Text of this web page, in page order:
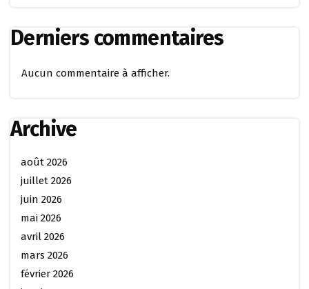
Derniers commentaires
Aucun commentaire à afficher.
Archive
août 2026
juillet 2026
juin 2026
mai 2026
avril 2026
mars 2026
février 2026